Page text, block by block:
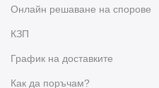
Oнлайн решаване на спорове
КЗП
График на доставките
Как да поръчам?